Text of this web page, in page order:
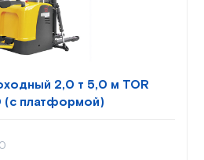
2,0 т 5,0 м TOR
(с платформой)